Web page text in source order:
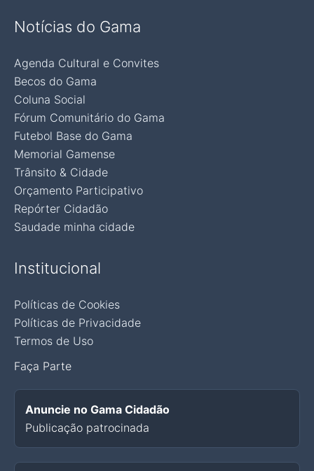
Notícias do Gama
Agenda Cultural e Convites
Becos do Gama
Coluna Social
Fórum Comunitário do Gama
Futebol Base do Gama
Memorial Gamense
Trânsito & Cidade
Orçamento Participativo
Repórter Cidadão
Saudade minha cidade
Institucional
Políticas de Cookies
Políticas de Privacidade
Termos de Uso
Faça Parte
Anuncie no Gama Cidadão
Publicação patrocinada